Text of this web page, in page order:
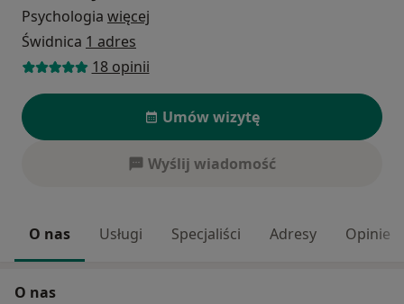
Psychologia więcej
Świdnica 1 adres
18 opinii
Umów wizytę
Wyślij wiadomość
O nas Usługi Specjaliści Adresy Opinie
O nas